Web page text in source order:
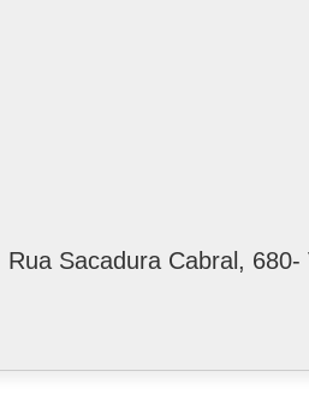
Rua Sacadura Cabral, 680-